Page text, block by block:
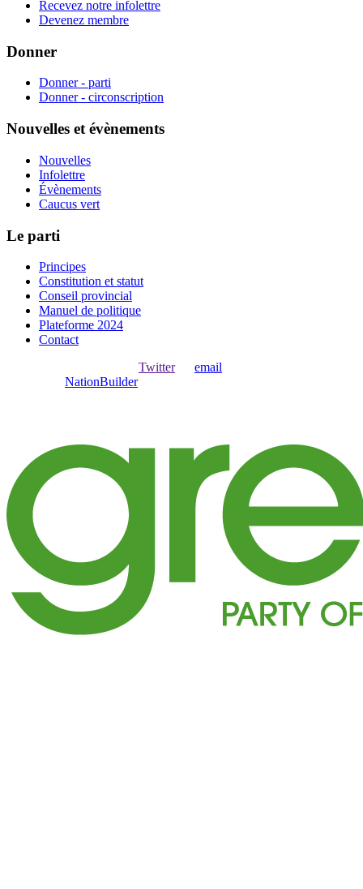
Recevez notre infolettre
Devenez membre
Donner
Donner - parti
Donner - circonscription
Nouvelles et évènements
Nouvelles
Infolettre
Évènements
Caucus vert
Le parti
Principes
Constitution et statut
Conseil provincial
Manuel de politique
Plateforme 2024
Contact
Twitterou email
NationBuilder